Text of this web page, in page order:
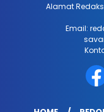
Alamat
Email: